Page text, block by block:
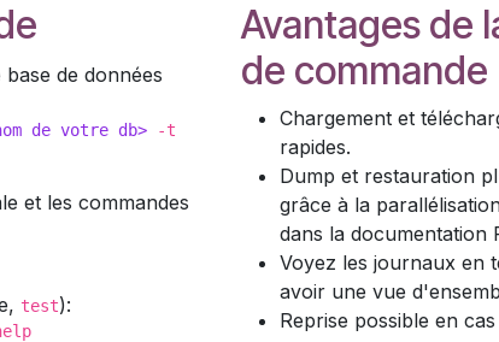
de données
de votre db> -t
et les commandes
test):
Avantages de
de commande
Chargement et
rapides.
Dump et restauration
grâce à la
dans la documentation
Voyez les journaux en
avoir une vue
Reprise possible en